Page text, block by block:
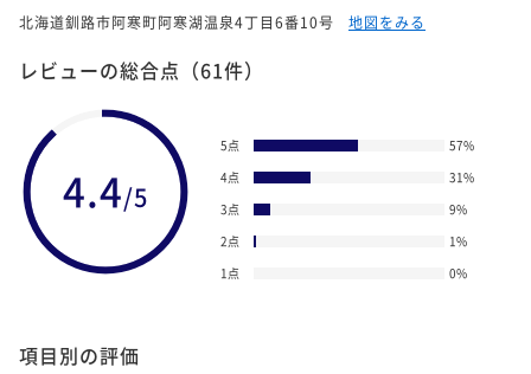
北海道釧路市阿寒町阿寒湖温泉4丁目6番10号 地図をみる
レビューの総合点 （61件）
4.4/5
5点 57%
4点
31%
3点
9%
2点
1%
1点
0%
項目別の評価